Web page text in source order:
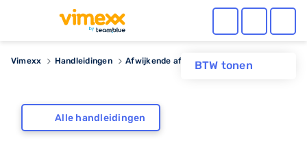
BTW tonen
Vimexx Handleidingen Afwijkende afloopdatum .nl verhuizing
Alle handleidingen